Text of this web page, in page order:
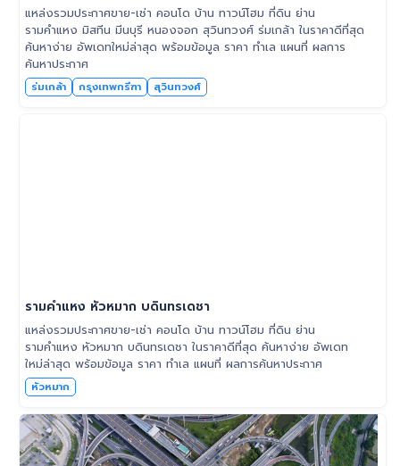
แหล่งรวมประกาศขาย-เช่า คอนโด บ้าน ทาวน์โฮม ที่ดิน ย่าน
รามคำแหง มิสทีน มีนบุรี หนองจอก สุวินทวงศ์ ร่มเกล้า ในราคาดีที่สุด
ค้นหาง่าย อัพเดทใหม่ล่าสุด พร้อมข้อมูล ราคา ทำเล แผนที่ ผลการ
ค้นหาประกาศ
ร่มเกล้า กรุงเทพกรีฑา สุวินทวงศ์
รามคำแหง หัวหมาก บดินทรเดชา
แหล่งรวมประกาศขาย-เช่า คอนโด บ้าน ทาวน์โฮม ที่ดิน ย่าน
รามคำแหง หัวหมาก บดินทรเดชา ในราคาดีที่สุด ค้นหาง่าย อัพเดท
ใหม่ล่าสุด พร้อมข้อมูล ราคา ทำเล แผนที่ ผลการค้นหาประกาศ
หัวหมาก